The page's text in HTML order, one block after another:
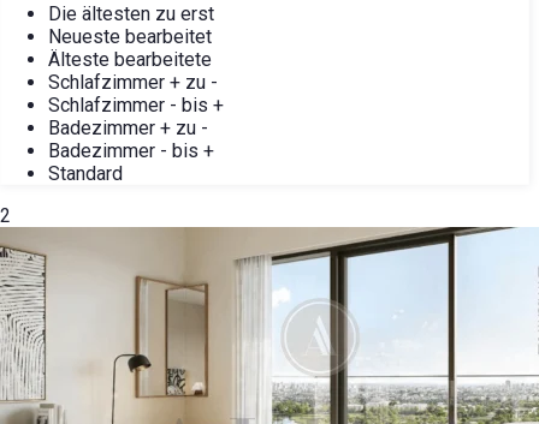
Die ältesten zu erst
Neueste bearbeitet
Älteste bearbeitete
Schlafzimmer + zu -
Schlafzimmer - bis +
Badezimmer + zu -
Badezimmer - bis +
Standard
2